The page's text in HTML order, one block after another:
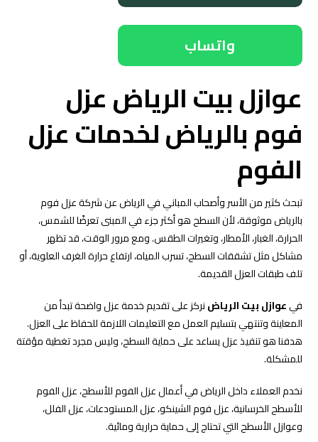
واتساب
عوازل بيت الرياض عزل
فوم بالرياض لخدمات عزل
الفوم
تبحث كثير من الأسر وأصحاب المباني في الرياض عن شركة عزل فوم
بالرياض موثوقة، لأن السطح هو أكثر جزء في المبنى تعرضًا للشمس،
الحرارة، الغبار، الأمطار، وتغيرات الطقس. ومع مرور الوقت، قد تظهر
مشاكل مثل تشققات السطح، تسرب المياه، ارتفاع حرارة الغرف العلوية، أو
تلف طبقات العزل القديمة.
فيعوازل بيت الرياضنركز على تقديم خدمة عزل واضحة تبدأ من
المعاينة وتنتهي بتسليم العمل مع التعليمات اللازمة للحفاظ على العزل.
هدفنا هو تنفيذ عزل يساعد على حماية السطح، وليس مجرد تغطية مؤقتة
للمشكلة.
نخدم العملاء داخل الرياض في أعمال عزل الفوم للأسطح، عزل الفوم
للأسطح الخرسانية، عزل فوم الشينكو، عزل المستودعات، عزل الفلل،
وعوازل الأسطح التي تحتاج إلى حماية حرارية ومائية.